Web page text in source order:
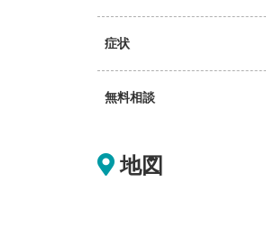
症状
無料相談
地図